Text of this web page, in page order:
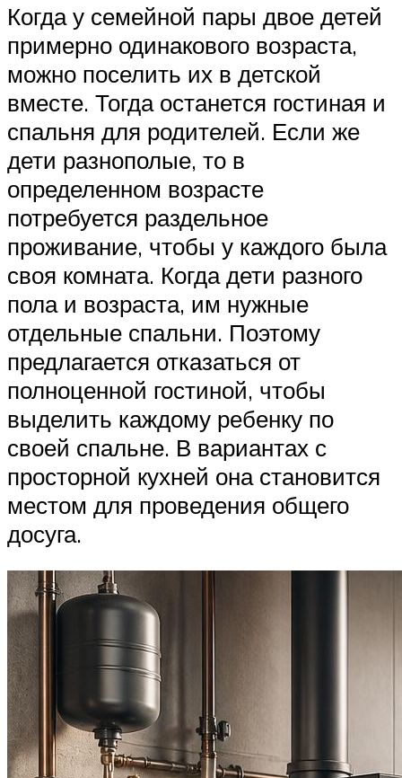
Когда у семейной пары двое детей
примерно одинакового возраста,
можно поселить их в детской
вместе. Тогда останется гостиная и
спальня для родителей. Если же
дети разнополые, то в
определенном возрасте
потребуется раздельное
проживание, чтобы у каждого была
своя комната. Когда дети разного
пола и возраста, им нужные
отдельные спальни. Поэтому
предлагается отказаться от
полноценной гостиной, чтобы
выделить каждому ребенку по
своей спальне. В вариантах с
просторной кухней она становится
местом для проведения общего
досуга.